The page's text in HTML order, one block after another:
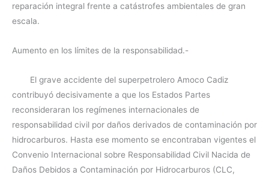
reparación integral frente a catástrofes ambientales de gran
escala.
Aumento en los límites de la responsabilidad.-
El grave accidente del superpetrolero Amoco Cadiz
contribuyó decisivamente a que los Estados Partes
reconsideraran los regímenes internacionales de
responsabilidad civil por daños derivados de contaminación por
hidrocarburos. Hasta ese momento se encontraban vigentes el
Convenio Internacional sobre Responsabilidad Civil Nacida de
Daños Debidos a Contaminación por Hidrocarburos (CLC,